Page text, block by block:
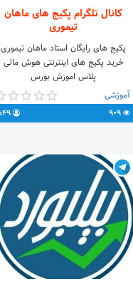
کانال تلگرام پکیج های ماهان
تیموری
پکیج های رایگان استاد ماهان تیموری
خرید پکیج های اینترنتی هوش مالی
پلاس اموزش بورس
آموزشی
909
549